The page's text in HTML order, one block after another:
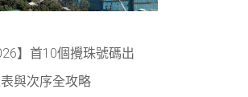
】首10個攪珠號碼出
與次序全攻略